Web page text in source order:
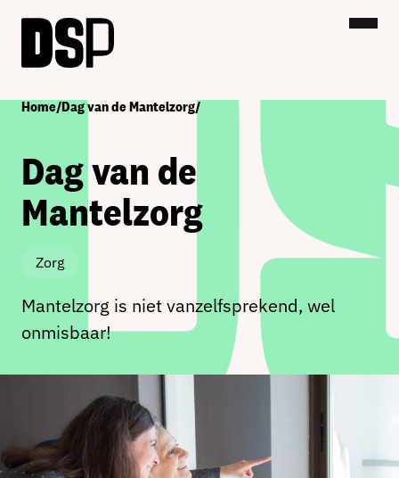
Home/Dag van de Mantelzorg/
Dag van de
Mantelzorg
Zorg
Mantelzorg is niet vanzelfsprekend, wel
onmisbaar!